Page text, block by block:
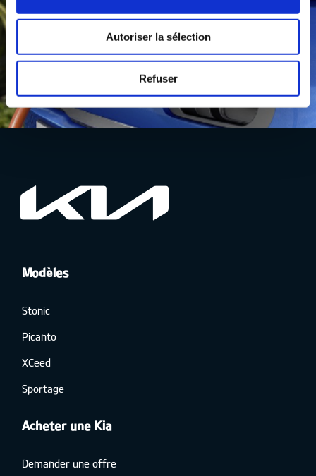
Autoriser la sélection
Refuser
Modèles
Stonic
Picanto
XCeed
Sportage
Acheter une Kia
Demander une offre